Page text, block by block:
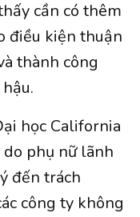
cần có thêm
điều kiện thuận
thành công
học California
phụ nữ lãnh
đến trách
công ty không